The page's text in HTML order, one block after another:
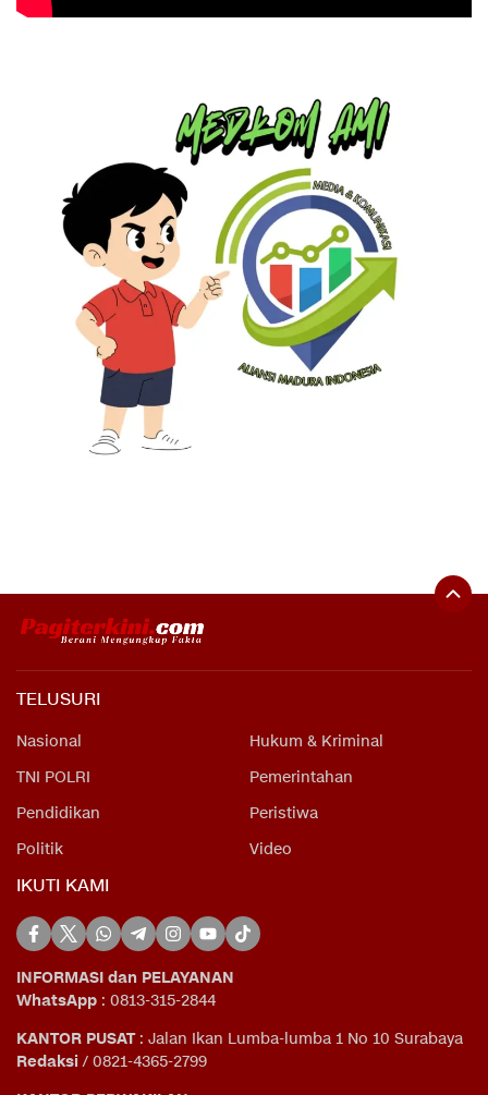
TELUSURI
Nasional
Hukum & Kriminal
TNI POLRI
Pemerintahan
Pendidikan
Peristiwa
Politik
Video
IKUTI KAMI
INFORMASI dan PELAYANAN
WhatsApp : 0813-315-2844
KANTOR PUSAT: Jalan Ikan Lumba-lumba 1 No 10 Surabaya
Redaksi / 0821-4365-2799